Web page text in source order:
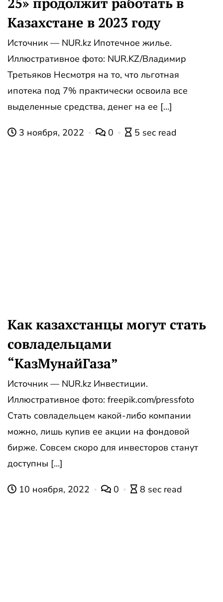
Казахстане в 2023 году
Источник — NUR.kz Ипотечное жилье.
Иллюстративное фото: NUR.KZ/Владимир
Третьяков Несмотря на то, что льготная
ипотека под 7% практически освоила все
выделенные средства, денег на ее […]
3 ноября, 2022 0 5 sec read
Как казахстанцы могут стать
совладельцами
“КазМунайГаза”
Источник — NUR.kz Инвестиции.
Иллюстративное фото: freepik.com/pressfoto
Стать совладельцем какой-либо компании
можно, лишь купив ее акции на фондовой
бирже. Совсем скоро для инвесторов станут
доступны […]
10 ноября, 2022 0 8 sec read